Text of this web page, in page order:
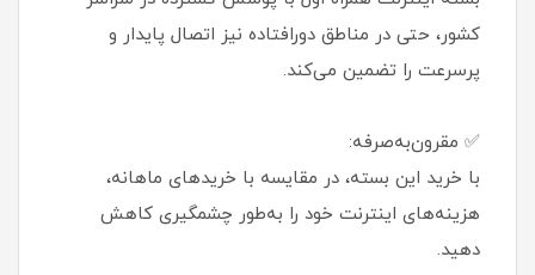
کشور، حتی در مناطق دورافتاده نیز اتصال پایدار و
پرسرعت را تضمین می‌کند.
✅ مقرون‌به‌صرفه:
با خرید این بسته، در مقایسه با خریدهای ماهانه،
هزینه‌های اینترنت خود را به‌طور چشمگیری کاهش
دهید.